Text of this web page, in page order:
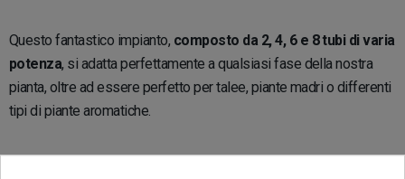
Questo fantastico impianto, composto da 2, 4, 6 e 8 tubi di varia
potenza, si adatta perfettamente a qualsiasi fase della nostra
pianta, oltre ad essere perfetto per talee, piante madri o differenti
tipi di piante aromatiche.